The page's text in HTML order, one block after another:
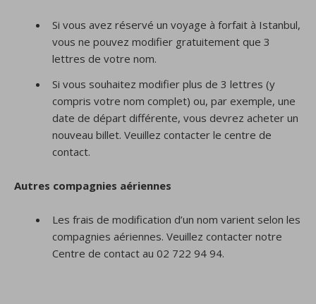
Si vous avez réservé un voyage à forfait à Istanbul,
vous ne pouvez modifier gratuitement que 3
lettres de votre nom.
Si vous souhaitez modifier plus de 3 lettres (y
compris votre nom complet) ou, par exemple, une
date de départ différente, vous devrez acheter un
nouveau billet. Veuillez contacter le centre de
contact.
Autres compagnies aériennes
Les frais de modification d’un nom varient selon les
compagnies aériennes. Veuillez contacter notre
Centre de contact au 02 722 94 94.